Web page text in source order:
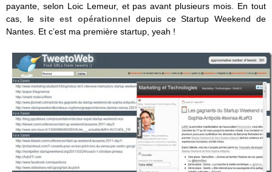
payante, selon Loic Lemeur, et pas avant plusieurs mois. En tout
cas, le site est opérationnel depuis ce Startup Weekend de
Nantes. Et c’est ma première startup, yeah !